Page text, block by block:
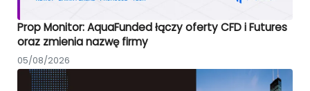
Prop Monitor: AquaFunded łączy oferty CFD i Futures
oraz zmienia nazwę firmy
05/08/2026